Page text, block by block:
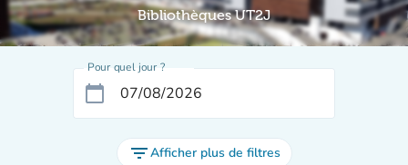
Bibliothèques UT2J
Pour quel jour ?
calendar_today
filter_listAfficher plus de filtres